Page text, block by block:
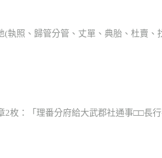
(執照、歸管分管、丈單、典胎、杜賣、
2枚：「理番分府給大武郡社通事□□長